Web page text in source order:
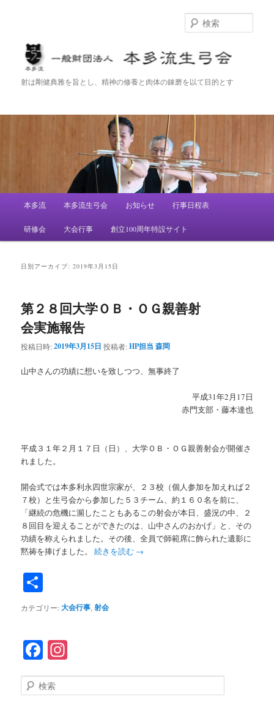
一般財団法人 本多流生弓会
射は剛健典雅を旨とし、精神の修養と肉体の錬磨を以て目的とす
索
メ
イ
ン
移
サ
ブ
テ
動
本多流 本多流生弓会 お知らせ 行事日程表
研修会 大会行事 創立100周年特設サイト
日別アーカイブ:2019年3月15日
第２８回大学ＯＢ・ＯＧ親善射
会実施報告
投稿日時:2019年3月15日 投稿者:HP担当 森岡
山中さんの功績に想いを致しつつ、無事終了
平成31年2月17日
赤門支部・藤本達也
平成３１年２月１７日（日）、大学ＯＢ・ＯＧ親善射会が開催さ
れました。
開会式では本多利永四世宗家が、２３校（個人参加を加えれば２
７校）と生弓会から参加した５３チーム、約１６０名を前に、
「継続の危機に瀕したこともあるこの射会が本日、盛況の中、２
８回目を迎えることができたのは、山中さんのおかげ」と、その
功績を称えられました。その後、全員で師範席に飾られた遺影に
黙祷を捧げました。続きを読む →
有
カテゴリー:大会行事 ,射会
F
ac
eb
st
ag
検
索